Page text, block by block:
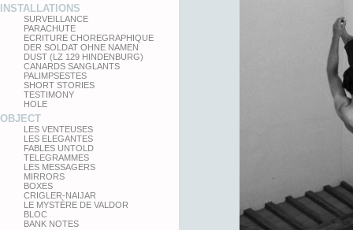
INSTALLATIONS
SURVEILLANCE
PARACHUTE
ECRITURE CHOREGRAPHIQUE
DER SOLDAT OHNE NAMEN
DUST (LZ 129 HINDENBURG)
CANARDS SANGLANTS
PALIMPSESTES
SHORT STORIES
TESTIMONY
HOLE
OBJECT
LES VENTEUSES
LES ELEGANTES
FABLES UNTOLD
TELEGRAMMES
LES MESSAGERS
MIRRORS
BOXES
CRIGLER-NAIJAR
LE MYSTÈRE DE VALDOR
BLOC
BANK NOTES